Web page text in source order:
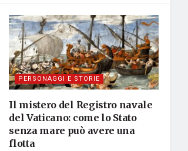
PERSONAGGI E STORIE
Il mistero del Registro navale
del Vaticano: come lo Stato
senza mare può avere una
flotta